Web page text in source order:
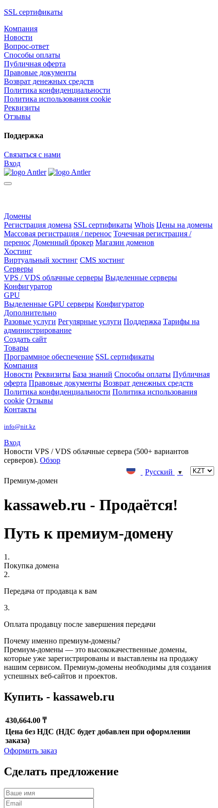
SSL сертификаты
Компания
Новости
Вопрос-ответ
Способы оплаты
Публичная оферта
Правовые документы
Возврат денежных средств
Политика конфиденциальности
Политика использования cookie
Реквизиты
Отзывы
Поддержка
Связаться с нами
Вход
Домены
Регистрация домена SSL сертификаты Whois Цены на домены
Массовая регистрация / перенос Точечная регистрация /
перенос Доменный брокер Магазин доменов
Хостинг
Виртуальный хостинг CMS хостинг
Серверы
VPS / VDS облачные серверы Выделенные серверы
Конфигуратор
GPU
Выделенные GPU серверы Конфигуратор
Дополнительно
Разовые услуги Регулярные услуги Поддержка Тарифы на
администрирование
Создать сайт
Товары
Программное обеспечение SSL сертификаты
Компания
Новости Реквизиты База знаний Способы оплаты Публичная
оферта Правовые документы Возврат денежных средств
Политика конфиденциальности Политика использования
cookie Отзывы
Контакты
info@nit.kz
Вход
Новости VPS / VDS облачные сервера (500+ вариантов
серверов). Обзор
Русский
▼
Премиум-домен
kassaweb.ru - Продаётся!
Путь к премиум-домену
1.
Покупка домена
2.
Передача от продавца к вам
3.
Оплата продавцу после завершения передачи
Почему именно премиум-домены?
Премиум-домены — это высококачественные домены,
которые уже зарегистрированы и выставлены на продажу
нашим сервисом. Премиум-домены необходимы для создания
успешных веб-сайтов и проектов.
Купить - kassaweb.ru
430,664.00 ₸
Цена без НДС (НДС будет добавлен при оформлении
заказа)
Оформить заказ
Сделать предложение